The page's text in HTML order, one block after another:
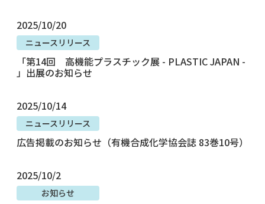
2025/10/20
ニュースリリース
「第14回 高機能プラスチック展 - PLASTIC JAPAN -
」出展のお知らせ
2025/10/14
ニュースリリース
広告掲載のお知らせ（有機合成化学協会誌 83巻10号）
2025/10/2
お知らせ